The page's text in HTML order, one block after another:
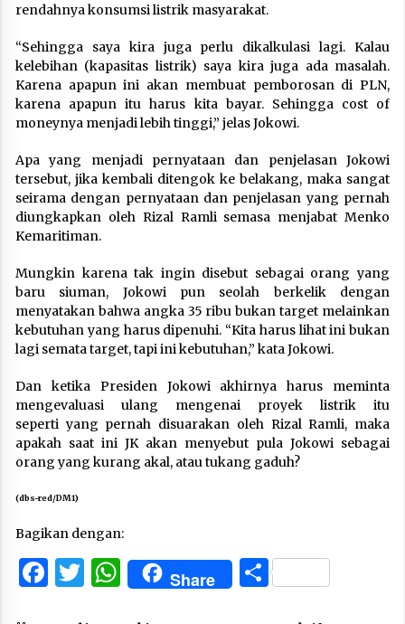
rendahnya konsumsi listrik masyarakat.
“Sehingga saya kira juga perlu dikalkulasi lagi. Kalau
kelebihan (kapasitas listrik) saya kira juga ada masalah.
Karena apapun ini akan membuat pemborosan di PLN,
karena apapun itu harus kita bayar. Sehingga cost of
moneynya menjadi lebih tinggi,” jelas Jokowi.
Apa yang menjadi pernyataan dan penjelasan Jokowi
tersebut, jika kembali ditengok ke belakang, maka sangat
seirama dengan pernyataan dan penjelasan yang pernah
diungkapkan oleh Rizal Ramli semasa menjabat Menko
Kemaritiman.
Mungkin karena tak ingin disebut sebagai orang yang
baru siuman, Jokowi pun seolah berkelik dengan
menyatakan bahwa angka 35 ribu bukan target melainkan
kebutuhan yang harus dipenuhi. “Kita harus lihat ini bukan
lagi semata target, tapi ini kebutuhan,” kata Jokowi.
Dan ketika Presiden Jokowi akhirnya harus meminta
mengevaluasi ulang mengenai proyek listrik itu
seperti yang pernah disuarakan oleh Rizal Ramli, maka
apakah saat ini JK akan menyebut pula Jokowi sebagai
orang yang kurang akal, atau tukang gaduh?
(dbs-red/DM1)
Bagikan dengan:
Facebook
Twitter
WhatsApp
Share Share